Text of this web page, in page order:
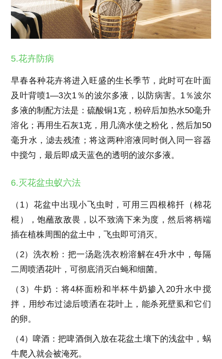
5.花卉防病
早春各种花卉将进入旺盛的生长季节，此时可在叶面
及叶背喷1—3次1％的波尔多液，以防病害。1％波尔
多液的制配方法是：硫酸铜1克，粉碎后加热水50毫升
溶化；再用生石灰1克，用几滴水使之粉化，然后加50
毫升水，滤去残渣；将这两种溶液同时倒入同一容器
中搅匀，最后即成天蓝色的透明的波尔多液。
6.灭花盆虫蚁六法
（1）花盆中出现小飞虫时，可用三四根棉扦（棉花
棍），饱蘸敌敌畏，以不致滴下来为度，然后将柄端
插在植株周围的盆土中，飞虫即可消灭。
（2）洗衣粉：把一汤匙洗衣粉溶解在4升水中，每隔
二周喷洒花叶，可彻底消灭白蝇和细菌。
（3）牛奶：将4杯面粉和半杯牛奶掺入20升水中搅
拌，用纱布过滤后喷洒在花叶上，能杀死壁虱和它们
的卵。
（4）啤酒：把啤酒倒入放在花盆土壤下的浅盆中，蜗
牛爬入就会被淹死。